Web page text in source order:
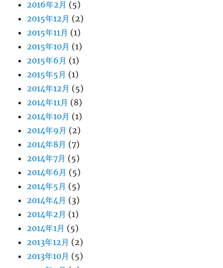
2016年2月 (5)
2015年12月 (2)
2015年11月 (1)
2015年10月 (1)
2015年6月 (1)
2015年5月 (1)
2014年12月 (5)
2014年11月 (8)
2014年10月 (1)
2014年9月 (2)
2014年8月 (7)
2014年7月 (5)
2014年6月 (5)
2014年5月 (5)
2014年4月 (3)
2014年2月 (1)
2014年1月 (5)
2013年12月 (2)
2013年10月 (5)